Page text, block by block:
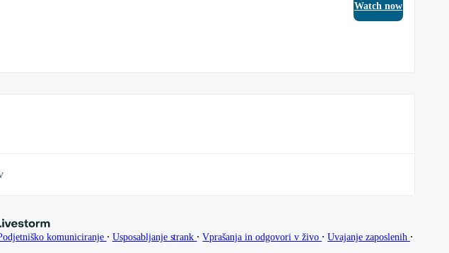
Watch now
komuniciranje ∙ Usposabljanje strank ∙ Vprašanja in odgovori v živo ∙ Uvajanje zaposlenih ∙